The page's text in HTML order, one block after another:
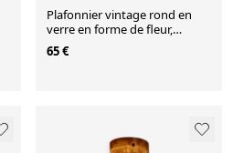
Plafonnier vintage rond en
verre en forme de fleur,
années 70
65 €